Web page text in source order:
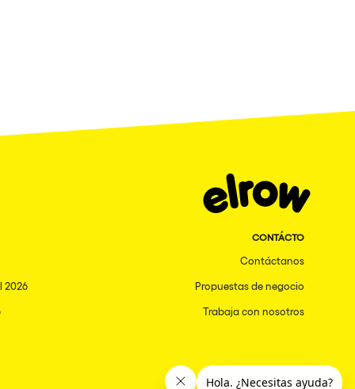
2026
CONTÁCTO
Contáctanos
Propuestas de negocio
Trabaja con nosotros